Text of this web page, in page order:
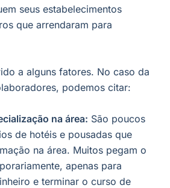
seus estabelecimentos
que arrendaram para
a alguns fatores. No caso da
podemos citar:
na área: São poucos
de hotéis e pousadas que
na área. Muitos pegam o
apenas para
e terminar o curso de